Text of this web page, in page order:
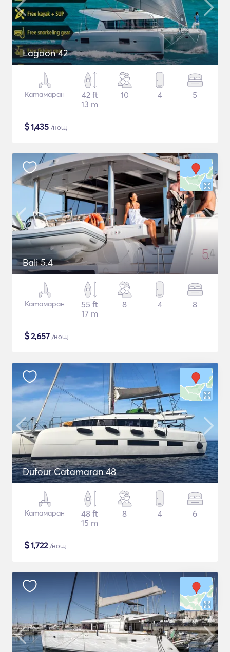
Lagoon 42
Катамаран
42 ft
13 m
10 4 5
$1,435 /нощ
Bali 5.4
Катамаран
55 ft
17 m
8 4 8
$2,657 /нощ
Dufour Catamaran 48
Катамаран
48 ft
15 m
8 4 6
$1,722/нощ